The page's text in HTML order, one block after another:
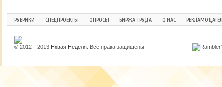
РУБРИКИ СПЕЦПРОЕКТЫ ОПРОСЫ БИРЖА ТРУДА О НАС
© 2012—2013 Новая Неделя . Все права защищены.